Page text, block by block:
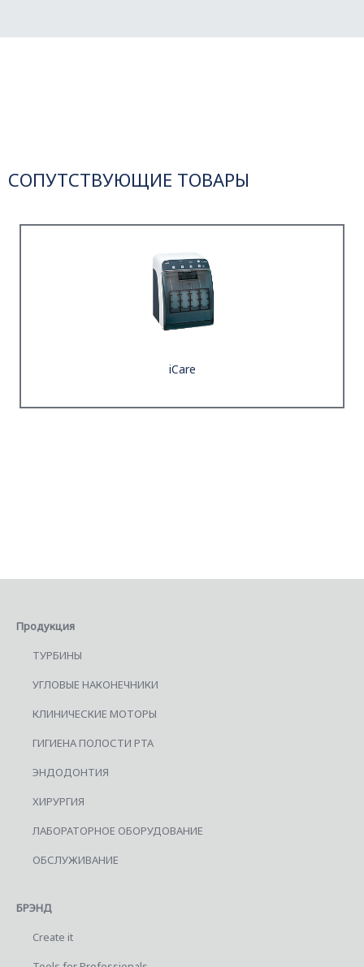
СОПУТСТВУЮЩИЕ ТОВАРЫ
iCare
Продукция
ТУРБИНЫ
УГЛОВЫЕ НАКОНЕЧНИКИ
КЛИНИЧЕСКИЕ МОТОРЫ
ГИГИЕНА ПОЛОСТИ РТА
ЭНДОДОНТИЯ
ХИРУРГИЯ
ЛАБОРАТОРНОЕ ОБОРУДОВАНИЕ
ОБСЛУЖИВАНИЕ
БРЭНД
Create it